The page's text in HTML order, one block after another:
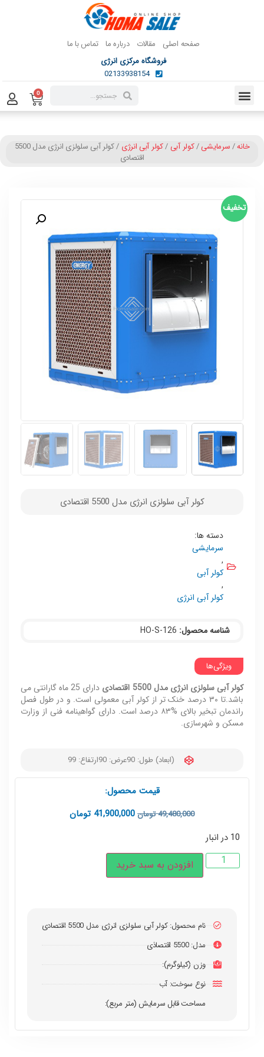
صفحه اصلی مقالات درباره ما تماس با ما
فروشگاه مرکزی انرژی
02133938154
0
خانه/سرمایشی/کولر آبی /کولر آبی انرژی
/ کولر آبی سلولزی انرژی مدل 5500
اقتصادی
تخفیف
کولر آبی سلولزی انرژی مدل 5500 اقتصادی
دسته ها:
سرمایشی
,
کولر آبی
,
کولر آبی انرژی
شناسه محصول: HO-S-126
ویژگی‌ها
کولر آبی سلولزی انرژی مدل 5500 اقتصادی
دارای 25 ماه گارانتی می
باشد.تا ۳۰ درصد خنک تر از کولر آبی معمولی است. و در طول فصل
راندمان تبخیر بالای %۸۳ درصد است. دارای گواهینامه فنی از وزارت
مسکن و شهرسازی.
(ابعاد) طول: 90 عرض: 90 ارتفاع: 99
قیمت محصول:
49,480,000تومان41,900,000 تومان
10 در انبار
افزودن به سبد خرید
نام محصول: کولر آبی سلولزی انرژی مدل 5500 اقتصادی
مدل: 5500 اقتصاذی
وزن (کیلوگرم):
نوع سوخت: آب
مساحت قابل سرمایش (متر مربع):